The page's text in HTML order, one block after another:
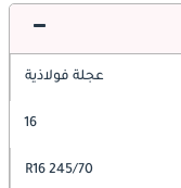
عجلة فولاذية
16
245/70 R16